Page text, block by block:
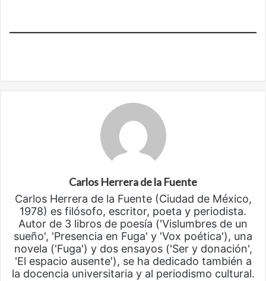
Carlos Herrera de la Fuente
Carlos Herrera de la Fuente (Ciudad de México,
1978) es filósofo, escritor, poeta y periodista.
Autor de 3 libros de poesía ('Vislumbres de un
sueño', 'Presencia en Fuga' y 'Vox poética'), una
novela ('Fuga') y dos ensayos ('Ser y donación',
'El espacio ausente'), se ha dedicado también a
la docencia universitaria y al periodismo cultural.